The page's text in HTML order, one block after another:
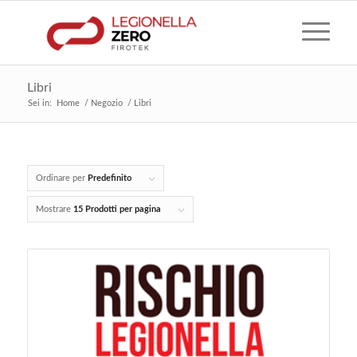
Libri
Sei in: Home / Negozio / Libri
Ordinare per Predefinito
Mostrare 15 Prodotti per pagina